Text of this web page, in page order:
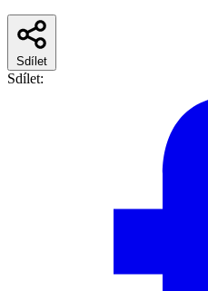
Sdílet
Sdílet: